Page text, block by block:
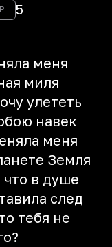
5
меня
миля
улететь
навек
меня
Земля
что в душе
след
тебя не